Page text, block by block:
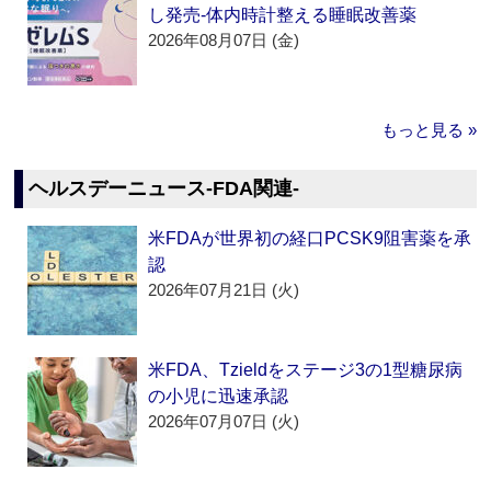
し発売‐体内時計整える睡眠改善薬
2026年08月07日 (金)
もっと見る »
ヘルスデーニュース‐FDA関連‐
米FDAが世界初の経口PCSK9阻害薬を承
認
2026年07月21日 (火)
米FDA、Tzieldをステージ3の1型糖尿病
の小児に迅速承認
2026年07月07日 (火)